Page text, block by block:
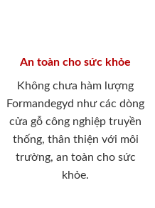
An toàn cho sức khỏe
Không chưa hàm lượng
Formandegyd như các dòng
cửa gỗ công nghiệp truyền
thống, thân thiện với môi
trường, an toàn cho sức
khỏe.